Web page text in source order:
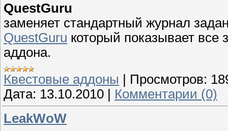
QuestGuru
заменяет стандартный журнал
QuestGuru который показывает все
аддона.
Квестовые аддоны
Просмотров:
Дата: 13.10.2010
Комментарии (0)
LeakWoW